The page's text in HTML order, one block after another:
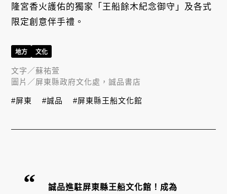
隆宮香火護佑的獨家「王船餘木紀念御守」及各式
限定創意伴手禮。
誠品進駐屏東縣王船文化館！成為
地方 文化
文字／蘇祐萱
圖片／屏東縣政府文化處，誠品書店
#屏東 #誠品 #屏東縣王船文化館